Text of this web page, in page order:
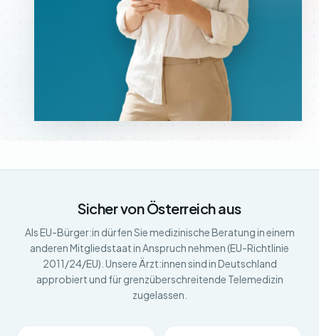
Sicher von Österreich aus
Als EU-Bürger:in dürfen Sie medizinische Beratung in einem
anderen Mitgliedstaat in Anspruch nehmen (EU-Richtlinie
2011/24/EU). Unsere Ärzt:innen sind in Deutschland
approbiert und für grenzüberschreitende Telemedizin
zugelassen.